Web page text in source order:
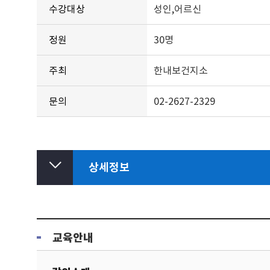
수강대상 성인,어르신
정원 30명
주최 한내보건지소
문의 02-2627-2329
상세정보
교육안내